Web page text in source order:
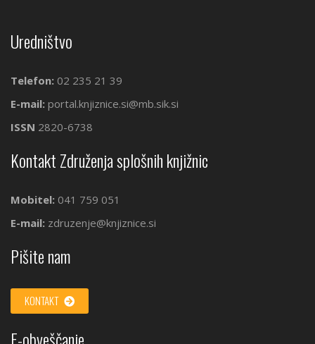
Uredništvo
Telefon: 02 235 21 39
E-mail: portal.knjiznice.si@mb.sik.si
ISSN 2820-6738
Kontakt Združenja splošnih knjižnic
Mobitel: 041 759 051
E-mail: zdruzenje@knjiznice.si
Pišite nam
KONTAKT
E-obveščanje